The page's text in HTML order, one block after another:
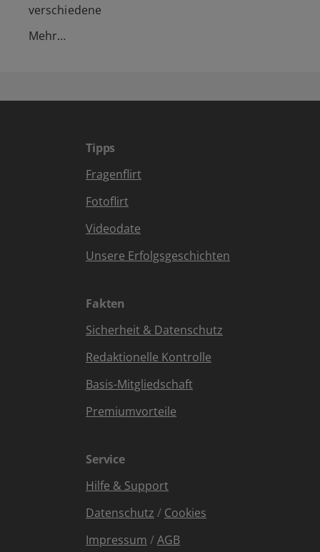
verschiedene
Mehr…
Tipps
Fragenflirt
Fotoflirt
Videodate
Unsere Erfolgsgeschichten
Fakten
Sicherheit & Datenschutz
Redaktionelle Kontrolle
Basis-Mitgliedschaft
Premiumvorteile
Service
Hilfe & Support
Datenschutz / Cookies
Impressum /AGB